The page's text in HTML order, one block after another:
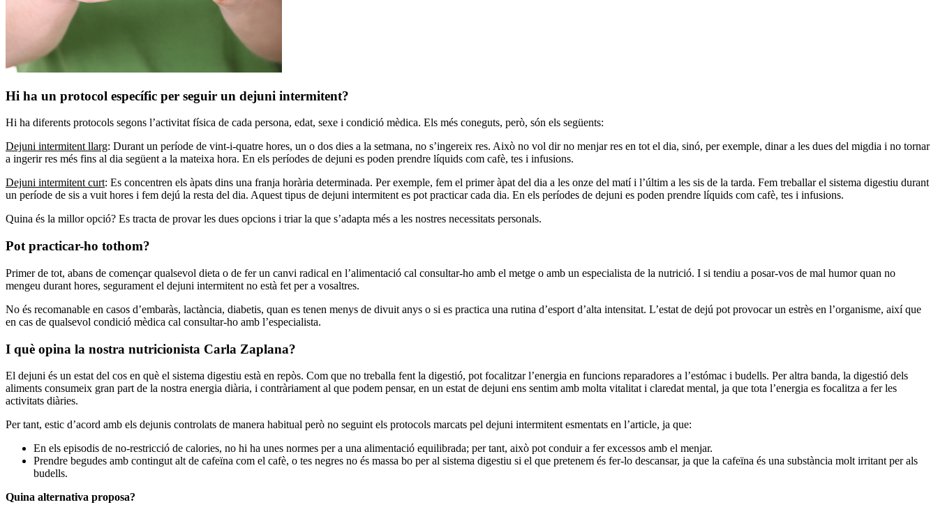
Hi ha un protocol específic per seguir un dejuni intermitent?
Hi ha diferents protocols segons l’activitat física de cada persona, edat, sexe i condició mèdica. Els més coneguts, però, són els següents:
Dejuni intermitent llarg: Durant un període de vint-i-quatre hores, un o dos dies a la setmana, no s’ingereix res. Això no vol dir no menjar res en tot el dia, sinó, per exemple, dinar a les dues del migdia i no tornar
a ingerir res més fins al dia següent a la mateixa hora. En els períodes de dejuni es poden prendre líquids com cafè, tes i infusions.
Dejuni intermitent curt: Es concentren els àpats dins una franja horària determinada. Per exemple, fem el primer àpat del dia a les onze del matí i l’últim a les sis de la tarda. Fem treballar el sistema digestiu durant
un període de sis a vuit hores i fem dejú la resta del dia. Aquest tipus de dejuni intermitent es pot practicar cada dia. En els períodes de dejuni es poden prendre líquids com cafè, tes i infusions.
Quina és la millor opció? Es tracta de provar les dues opcions i triar la que s’adapta més a les nostres necessitats personals.
Pot practicar-ho tothom?
Primer de tot, abans de començar qualsevol dieta o de fer un canvi radical en l’alimentació cal consultar-ho amb el metge o amb un especialista de la nutrició. I si tendiu a posar-vos de mal humor quan no
mengeu durant hores, segurament el dejuni intermitent no està fet per a vosaltres.
No és recomanable en casos d’embaràs, lactància, diabetis, quan es tenen menys de divuit anys o si es practica una rutina d’esport d’alta intensitat. L’estat de dejú pot provocar un estrès en l’organisme, així que
en cas de qualsevol condició mèdica cal consultar-ho amb l’especialista.
I què opina la nostra nutricionista Carla Zaplana?
El dejuni és un estat del cos en què el sistema digestiu està en repòs. Com que no treballa fent la digestió, pot focalitzar l’energia en funcions reparadores a l’estómac i budells. Per altra banda, la digestió dels
aliments consumeix gran part de la nostra energia diària, i contràriament al que podem pensar, en un estat de dejuni ens sentim amb molta vitalitat i claredat mental, ja que tota l’energia es focalitza a fer les
activitats diàries.
Per tant, estic d’acord amb els dejunis controlats de manera habitual però no seguint els protocols marcats pel dejuni intermitent esmentats en l’article, ja que:
En els episodis de no-restricció de calories, no hi ha unes normes per a una alimentació equilibrada; per tant, això pot conduir a fer excessos amb el menjar.
Prendre begudes amb contingut alt de cafeïna com el cafè, o tes negres no és massa bo per al sistema digestiu si el que pretenem és fer-lo descansar, ja que la cafeïna és una substància molt irritant per als
budells.
Quina alternativa proposa?